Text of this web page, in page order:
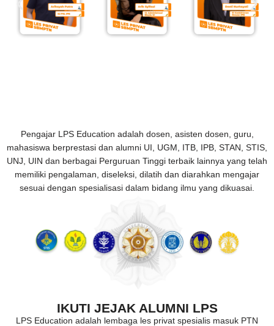
Pengajar LPS Education adalah dosen, asisten dosen, guru,
mahasiswa berprestasi dan alumni UI, UGM, ITB, IPB, STAN, STIS,
UNJ, UIN dan berbagai Perguruan Tinggi terbaik lainnya yang telah
memiliki pengalaman, diseleksi, dilatih dan diarahkan mengajar
sesuai dengan spesialisasi dalam bidang ilmu yang dikuasai.
IKUTI JEJAK ALUMNI LPS
LPS Education adalah lembaga les privat spesialis masuk PTN